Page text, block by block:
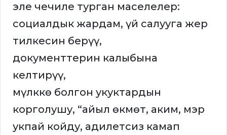
эле чечиле турган маселелер:
социалдык жардам, үй салууга жер
тилкесин берүү,
документтерин калыбына
келтирүү,
мүлккө болгон укуктардын
корголушу, “айыл өкмөт, аким, мэр
укпай койду, адилетсиз камап